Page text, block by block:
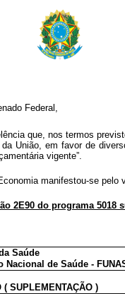
Federal,
que, nos termos
União, em favor de
vigente”.
manifestou-se
2E90 do programa 5018
Saúde
Nacional de Saúde -
( SUPLEMENTAÇÃO )